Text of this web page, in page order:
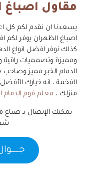
مقاول اصباغ
يسعدنا ان نقدم لكم كل
اصباغ الظهران يوفر لكم
كذلك نوفر افضل انواع
ومميزة وتصمميات
الدمام الخبر مميز
الفخمة ، انه خيارك
منزلك ، معلم فوم الدمام
يمكنك الإتصال بـ صباغ